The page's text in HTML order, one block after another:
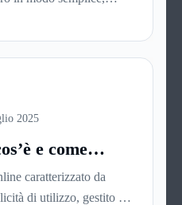
tuo smartphone, senza
cartacei? Allora è il
una delle soluzioni
2025
e come
caratterizzato da
di utilizzo, gestito da